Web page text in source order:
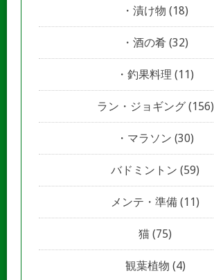
漬け物 (18)
酒の肴 (32)
釣果料理 (11)
ラン・ジョギング(156)
マラソン (30)
バドミントン (59)
メンテ・準備 (11)
猫 (75)
観葉植物 (4)